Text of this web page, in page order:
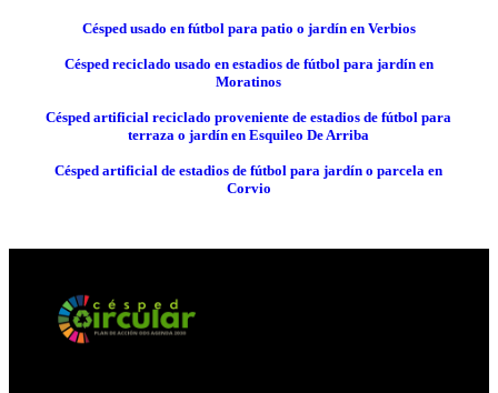
Césped usado en fútbol para patio o jardín en Verbios
Césped reciclado usado en estadios de fútbol para jardín en
Moratinos
Césped artificial reciclado proveniente de estadios de fútbol para
terraza o jardín en Esquileo De Arriba
Césped artificial de estadios de fútbol para jardín o parcela en
Corvio